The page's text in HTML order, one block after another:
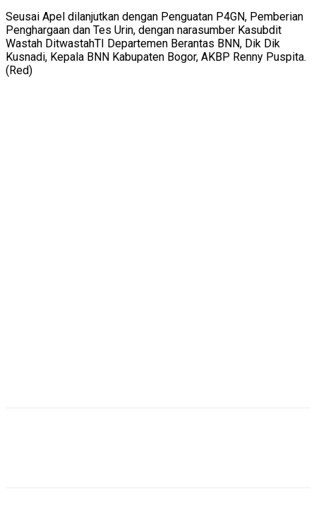
Seusai Apel dilanjutkan dengan Penguatan P4GN, Pemberian
Penghargaan dan Tes Urin, dengan narasumber Kasubdit
Wastah DitwastahTI Departemen Berantas BNN, Dik Dik
Kusnadi, Kepala BNN Kabupaten Bogor, AKBP Renny Puspita.
(Red)